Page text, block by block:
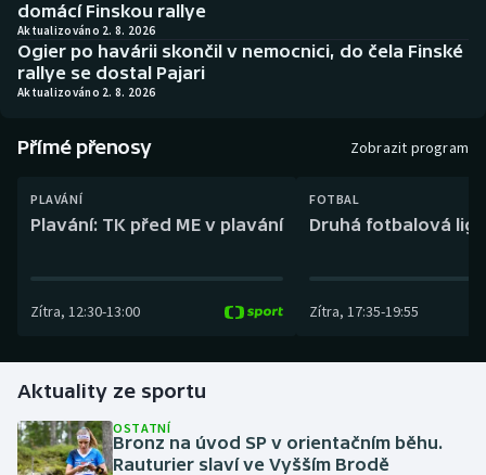
Biatlon
Boby a skeleton
Box
Curling
Golf
Gymnastika
Aplikace ČT sport
AZ kvíz
domácí Finskou rallye
Aktualizováno 2. 8. 2026
Ogier po havárii skončil v nemocnici, do čela Finské
rallye se dostal Pajari
Aktualizováno 2. 8. 2026
Přímé přenosy Zobrazit program
PLAVÁNÍ
Plavání: TK před ME v plavání
Zítra, 12:30-13:00
FOTBAL
Druhá fotbalová
Zítra, 17:35-19:55
Aktuality ze sportu
OSTATNÍ
Bronz na úvod SP v orientačním běhu.
Rauturier slaví ve Vyšším Brodě